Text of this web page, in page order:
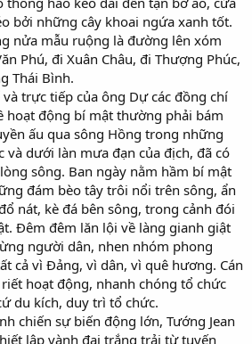
bởi những cây khoai ngứa xanh tốt.
nửa mẫu ruộng là đường lên xóm
Phú, đi Xuân Châu, đi Thượng Phúc,
Thái Bình.
trực tiếp của ông Dự các đồng chí
hoạt động bí mật thường phải bám
ấu qua sông Hồng trong những
và dưới làn mưa đạn của địch, đã có
sông. Ban ngày nằm hầm bí mật
đám bèo tây trôi nổi trên sông, ẩn
nát, kè đá bên sông, trong cảnh đói
Đêm đêm lăn lội về làng gianh giật
người dân, nhen nhóm phong
cả vì Đảng, vì dân, vì quê hương. Cán
hoạt động, nhanh chóng tổ chức
du kích, duy trì tổ chức.
chiến sự biến động lớn, Tướng Jean
lập vành đai trắng trải từ tuyến